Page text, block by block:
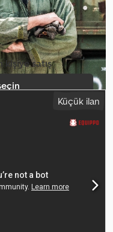
satış
Küçük ilan